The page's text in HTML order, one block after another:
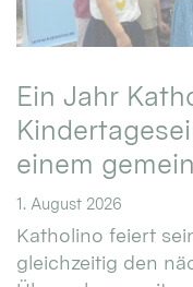
Ein Jahr
einem
1. August 2026
Katholino feiert
gleichzeitig den